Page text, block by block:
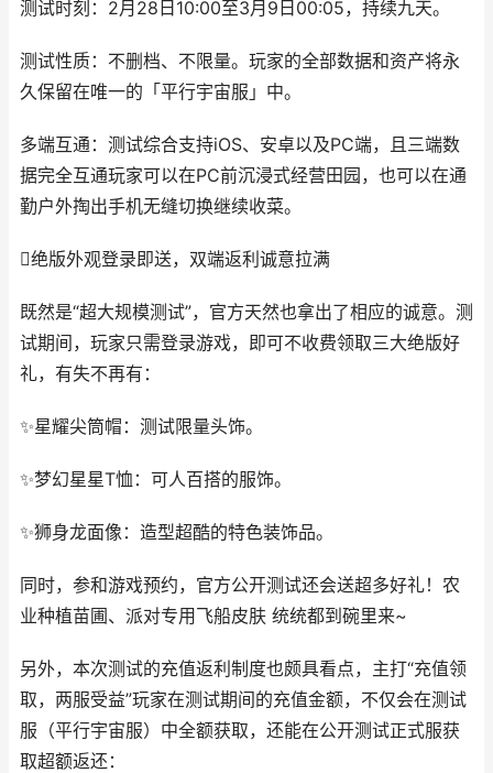
测试时刻：2月28日10:00至3月9日00:05，持续九天。
测试性质：不删档、不限量。玩家的全部数据和资产将永
久保留在唯一的「平行宇宙服」中。
多端互通：测试综合支持iOS、安卓以及PC端，且三端数
据完全互通玩家可以在PC前沉浸式经营田园，也可以在通
勤户外掏出手机无缝切换继续收菜。
绝版外观登录即送，双端返利诚意拉满
既然是“超大规模测试”，官方天然也拿出了相应的诚意。测
试期间，玩家只需登录游戏，即可不收费领取三大绝版好
礼，有失不再有：
✨星耀尖筒帽：测试限量头饰。
✨梦幻星星T恤：可人百搭的服饰。
✨狮身龙面像：造型超酷的特色装饰品。
同时，参和游戏预约，官方公开测试还会送超多好礼！农
业种植苗圃、派对专用飞船皮肤 统统都到碗里来~
另外，本次测试的充值返利制度也颇具看点，主打“充值领
取，两服受益”玩家在测试期间的充值金额，不仅会在测试
服（平行宇宙服）中全额获取，还能在公开测试正式服获
取超额返还：